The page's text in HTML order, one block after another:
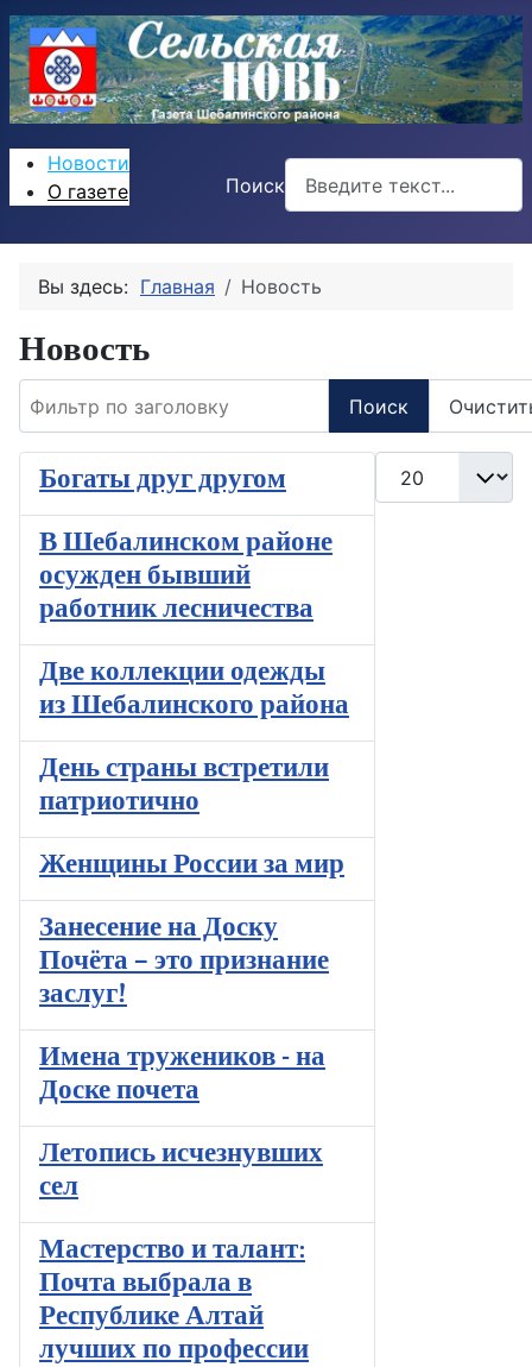
Новости
О газете
Поиск
Вы здесь: Главная Новость
Новость
Поиск
Кол-во строк:
Богаты друг другом
В Шебалинском районе
осужден бывший
работник лесничества
Две коллекции одежды
из Шебалинского района
День страны встретили
патриотично
Женщины России за мир
Занесение на Доску
Почёта – это признание
заслуг!
Имена тружеников - на
Доске почета
Летопись исчезнувших
сел
Мастерство и талант:
Почта выбрала в
Республике Алтай
лучших по профессии